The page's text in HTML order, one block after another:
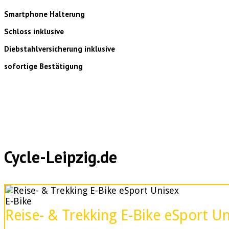
Smartphone Halterung
Schloss inklusive
Diebstahlversicherung inklusive
sofortige Bestätigung
Cycle-Leipzig.de
E-Bike
Reise- & Trekking E-Bike eSport